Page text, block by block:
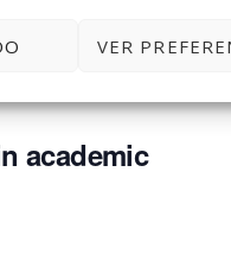
VER
academic